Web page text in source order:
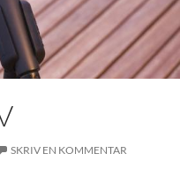
SKRIV EN KOMMENTAR